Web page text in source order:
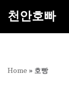
건
천안호빠
Home » 호빵